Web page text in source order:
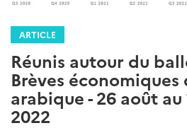
ARTICLE
Réunis autour du
Brèves économiques
arabique - 26 août
2022